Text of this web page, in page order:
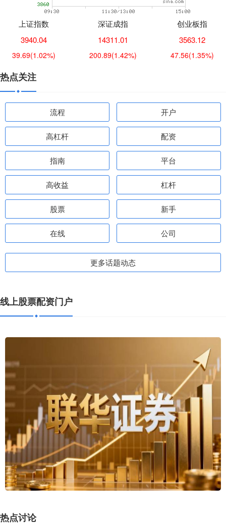
上证指数
3940.04
39.69(1.02%)
深证成指
14311.01
200.89(1.42%)
创业板指
3563.12
47.56(1.35%)
热点关注
流程 开户
高杠杆 配资
指南 平台
高收益 杠杆
股票 新手
在线 公司
更多话题动态
线上股票配资门户
热点讨论